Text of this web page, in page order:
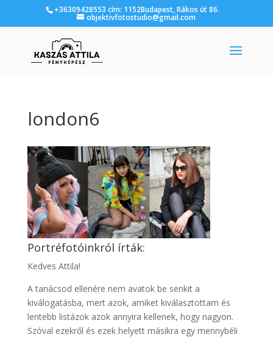
+36309428553 cím: 1152Budapest, Rákos út 86.
objektivfotostudio@gmail.com
london6
Portréfotóinkról írták:
Kedves Attila!
A tanácsod ellenére nem avatok be senkit a
kiválogatásba, mert azok, amiket kiválasztottam és
lentebb listázok azok annyira kellenek, hogy nagyon.
Szóval ezekről és ezek helyett másikra egy mennybéli